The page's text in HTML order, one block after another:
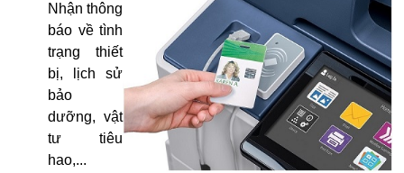
Nhận thông
báo về tình
trạng thiết
bị, lịch sử
bảo
dưỡng, vật
tư tiêu
hao,...